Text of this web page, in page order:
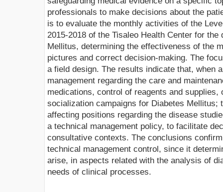
professionals to make decisions about the
is to evaluate the monthly activities of the
2015-2018 of the Tisaleo Health Center for
Mellitus, determining the effectiveness of the
pictures and correct decision-making. The
a field design. The results indicate that, when
management regarding the care and
medications, control of reagents and supplies,
socialization campaigns for Diabetes Mellitus;
affecting positions regarding the disease
a technical management policy, to facilitate
consultative contexts. The conclusions
technical management control, since it
arise, in aspects related with the analysis of
needs of clinical processes.